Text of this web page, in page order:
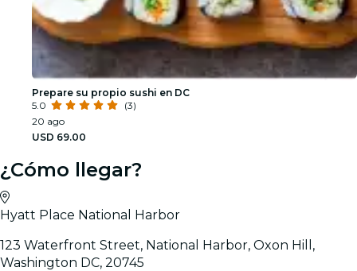
Prepare su propio sushi en DC
5.0
(3)
20 ago
USD 69.00
¿Cómo llegar?
Hyatt Place National Harbor
123 Waterfront Street, National Harbor, Oxon Hill,
Washington DC, 20745